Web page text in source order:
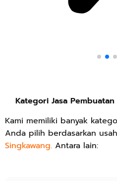
Kategori Jasa
Kami memiliki banyak
Anda pilih berdasarkan
Singkawang. Antara lain: